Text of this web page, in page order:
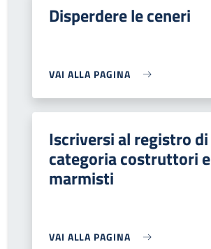
Disperdere le ceneri
VAI ALLA PAGINA
Iscriversi al registro di
categoria costruttori e
marmisti
VAI ALLA PAGINA